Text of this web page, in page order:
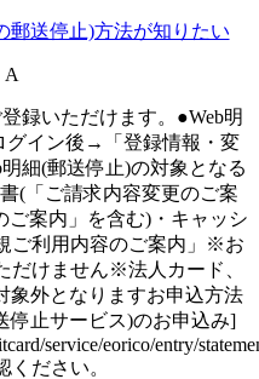
郵送停止)方法が知りたい
A
録いただけます。●Web明
グイン後→「登録情報・変
細(郵送停止)の対象となる
(「ご請求内容変更のご案
ご案内」を含む)・キャッシ
ご利用内容のご案内」※お
だけません※法人カード、
象外となりますお申込方法
停止サービス)のお申込み]
service/eorico/entry/
ください。